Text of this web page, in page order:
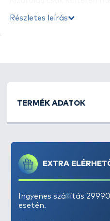
Részletes leírás
EXTRA
Ingyenes szállítás
esetén.
TERMÉK ADATOK